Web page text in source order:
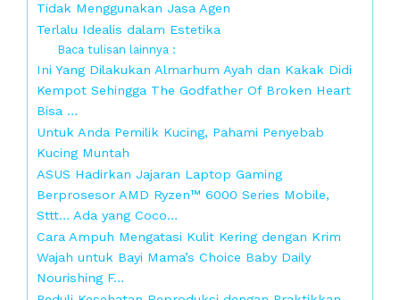
Tidak Menggunakan Jasa Agen
Terlalu Idealis dalam Estetika
Baca tulisan lainnya :
Ini Yang Dilakukan Almarhum Ayah dan Kakak Didi
Kempot Sehingga The Godfather Of Broken Heart
Bisa …
Untuk Anda Pemilik Kucing, Pahami Penyebab
Kucing Muntah
ASUS Hadirkan Jajaran Laptop Gaming
Berprosesor AMD Ryzen™ 6000 Series Mobile,
Sttt… Ada yang Coco…
Cara Ampuh Mengatasi Kulit Kering dengan Krim
Wajah untuk Bayi Mama’s Choice Baby Daily
Nourishing F…